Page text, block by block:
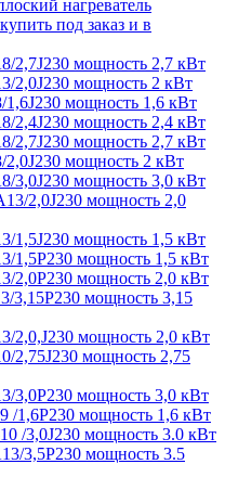
нагреватель
под заказ и в
2,7J230 мощность 2,7 кВт
2,0J230 мощность 2 кВт
мощность 1,6 кВт
2,4J230 мощность 2,4 кВт
2,7J230 мощность 2,7 кВт
мощность 2 кВт
3,0J230 мощность 3,0 кВт
2,0J230 мощность 2,0
1,5J230 мощность 1,5 кВт
1,5Р230 мощность 1,5 кВт
2,0Р230 мощность 2,0 кВт
3,15Р230 мощность 3,15
2,0,J230 мощность 2,0 кВт
2,75J230 мощность 2,75
3,0Р230 мощность 3,0 кВт
/1,6P230 мощность 1,6 кВт
/3,0J230 мощность 3.0 кВт
3,5Р230 мощность 3.5